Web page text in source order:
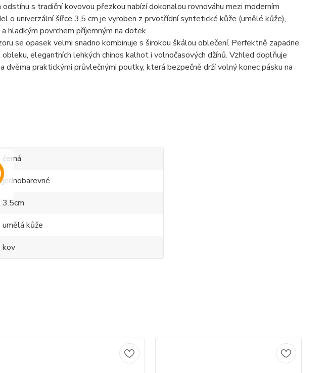
s tradiční kovovou přezkou nabízí dokonalou rovnováhu mezi moderním
o univerzální šířce 3,5 cm je vyroben z prvotřídní syntetické kůže (umělé kůže),
hladkým povrchem příjemným na dotek.
se opasek velmi snadno kombinuje s širokou škálou oblečení. Perfektně zapadne
elegantních lehkých chinos kalhot i volnočasových džínů. Vzhled doplňuje
dvěma praktickými průvlečnými poutky, která bezpečně drží volný konec pásku na
černá
jednobarevné
3.5cm
umělá kůže
kov